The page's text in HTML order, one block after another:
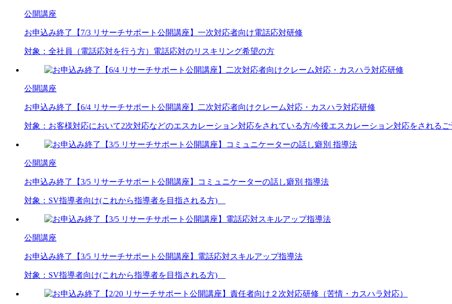
公開講座
お申込み終了 【7/3 リサーチサポート公開講座】一次対応者向け電話応対研修
対象： 全社員（電話応対を行う方） 電話応対のリスキリング希望の方
公開講座
お申込み終了 【6/4 リサーチサポート公開講座】二次対応者向けクレーム対応・カスハラ対応研修
対象： お客様対応において2次対応などのエスカレーション対応をされている方/今後エスカレーション対応をされる
公開講座
お申込み終了 【3/5 リサーチサポート公開講座】コミュニケーターの話し癖別 指導法
対象： SV指導者向け(これから指導者を目指される方)
公開講座
お申込み終了 【3/5 リサーチサポート公開講座】電話応対スキルアップ指導法
対象： SV指導者向け(これから指導者を目指される方)